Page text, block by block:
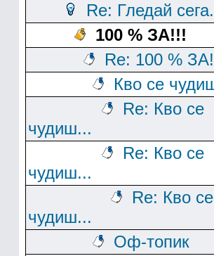
Re: Гледай
100 % ЗА!!!
Re: 100 %
Кво се
Re: Кво се
чудиш...
Re: Кво се
чудиш...
Re: Кво се
чудиш...
Оф-топик